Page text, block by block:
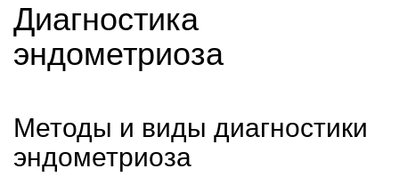
Диагностика
эндометриоза
Методы и виды диагностики
эндометриоза